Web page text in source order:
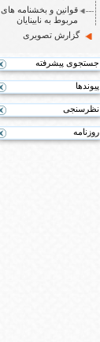
قوانین و بخشنامه های
مربوط به نابینایان
گزارش تصویری
جستجوی پیشرفته
پیوندها
نظرسنجی
روزنامه